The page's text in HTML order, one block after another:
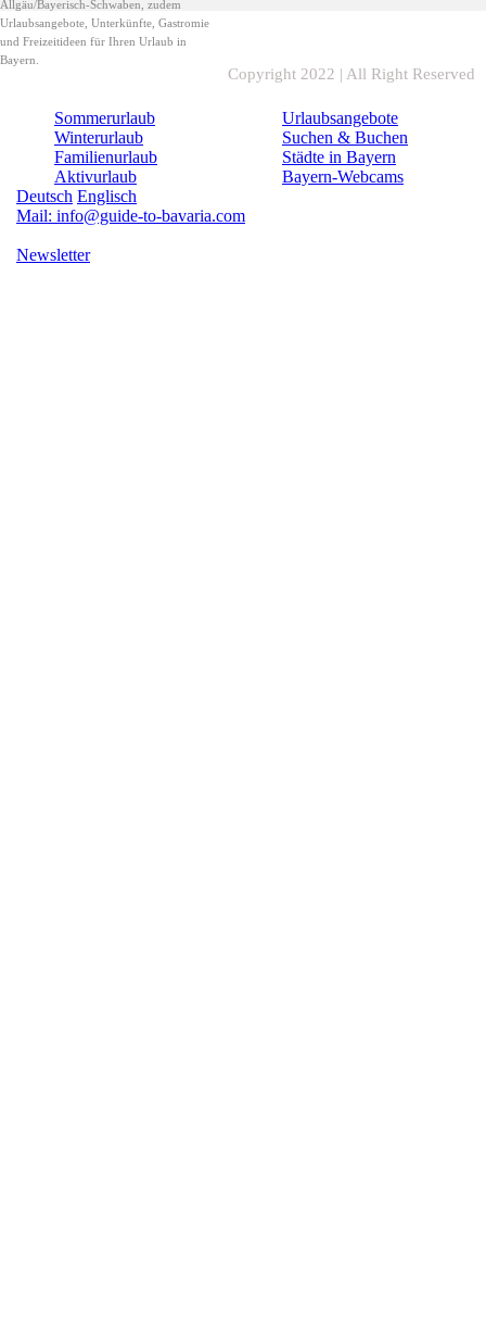
Allgäu/Bayerisch-Schwaben, zudem
Urlaubsangebote, Unterkünfte, Gastromie
und Freizeitideen für Ihren Urlaub in
Bayern.
Sommerurlaub
Winterurlaub
Familienurlaub
Aktivurlaub
Urlaubsangebote
Suchen & Buchen
Städte in Bayern
Bayern-Webcams
Deutsch Englisch
Mail: info@guide-to-bavaria.com
Newsletter
Copyright 2022 | All Right Reserved